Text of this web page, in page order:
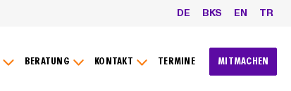
DE BKS EN TR
BERATUNG KONTAKT TERMINE MITMACHEN